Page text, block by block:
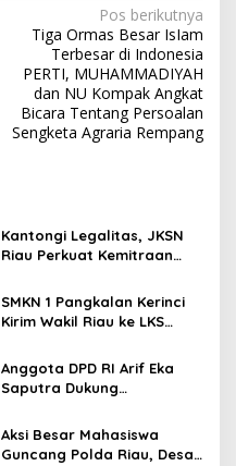
Pos berikutnya
Tiga Ormas Besar IsIam
Terbesar di Indonesia
PERTI, MUHAMMADIYAH
dan NU Kompak Angkat
Bicara Tentang Persoalan
Sengketa Agraria Rempang
Kantongi Legalitas, JKSN
Riau Perkuat Kemitraan
Ketahanan Bangsa
SMKN 1 Pangkalan Kerinci
Kirim Wakil Riau ke LKS
Anggota DPD RI Arif Eka
Saputra Dukung
Pekanbaru Youth
Aksi Besar Mahasiswa
Guncang Polda Riau, Desak